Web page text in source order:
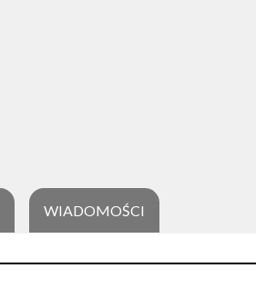
WIADOMOŚCI